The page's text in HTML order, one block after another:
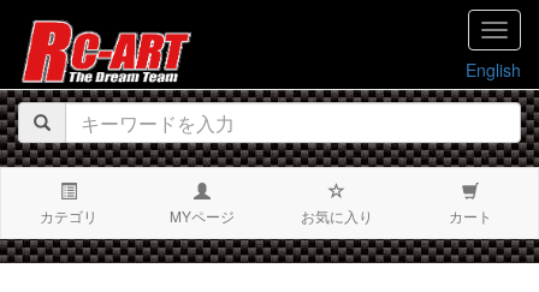
English
カテゴリ MYページ お気に入り カート